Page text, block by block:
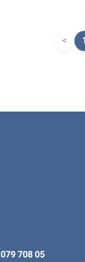
< 1
079 708 05